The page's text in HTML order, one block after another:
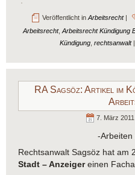
Veröffentlicht in Arbeitsrecht|
Arbeitsrecht, Arbeitsrecht Kündigung
Kündigung, rechtsanwalt|
RA Sagsöz: Artikel im
7. März 2011
-Arbeiten
Rechtsanwalt Sagsöz hat am
Stadt – Anzeigereinen